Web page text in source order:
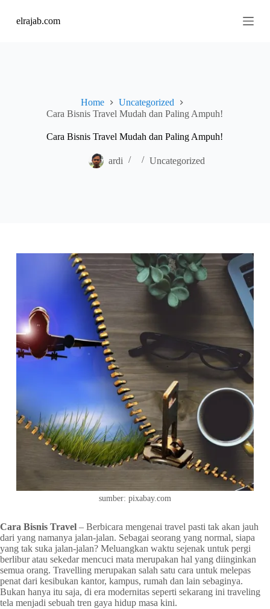
kelrajab.com
Home
Uncategorized
Cara Bisnis Travel Mudah dan Paling Ampuh!
Cara Bisnis Travel Mudah dan Paling Ampuh!
ardi Uncategorized
sumber: pixabay.com
Cara Bisnis Travel – Berbicara mengenai travel pasti tak akan jauh
dari yang namanya jalan-jalan. Sebagai seorang yang normal, siapa
yang tak suka jalan-jalan? Meluangkan waktu sejenak untuk pergi
berlibur atau sekedar mencuci mata merupakan hal yang diinginkan
semua orang. Travelling merupakan salah satu cara untuk melepas
penat dari kesibukan kantor, kampus, rumah dan lain sebaginya.
Bukan hanya itu saja, di era modernitas seperti sekarang ini traveling
tela menjadi sebuah tren gaya hidup masa kini.